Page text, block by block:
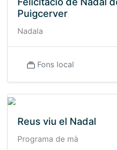
Puigcerver
Nadala
Fons local
Reus viu el Nadal
Programa de mà